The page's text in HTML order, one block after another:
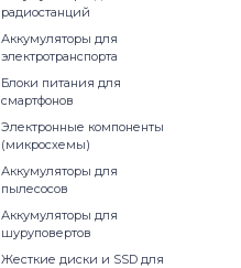
радиостанций
Аккумуляторы для
электротранспорта
Блоки питания для
смартфонов
Электронные компоненты
(микросхемы)
Аккумуляторы для
пылесосов
Аккумуляторы для
шуруповертов
Жесткие диски и SSD для